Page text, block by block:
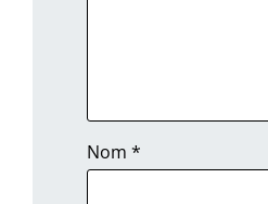
Nom*